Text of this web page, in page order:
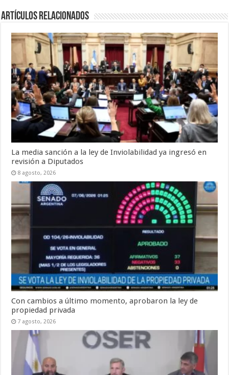
Artículos Relacionados
La media sanción a la ley de Inviolabilidad ya ingresó en
revisión a Diputados
8 agosto, 2026
Con cambios a último momento, aprobaron la ley de
propiedad privada
7 agosto, 2026